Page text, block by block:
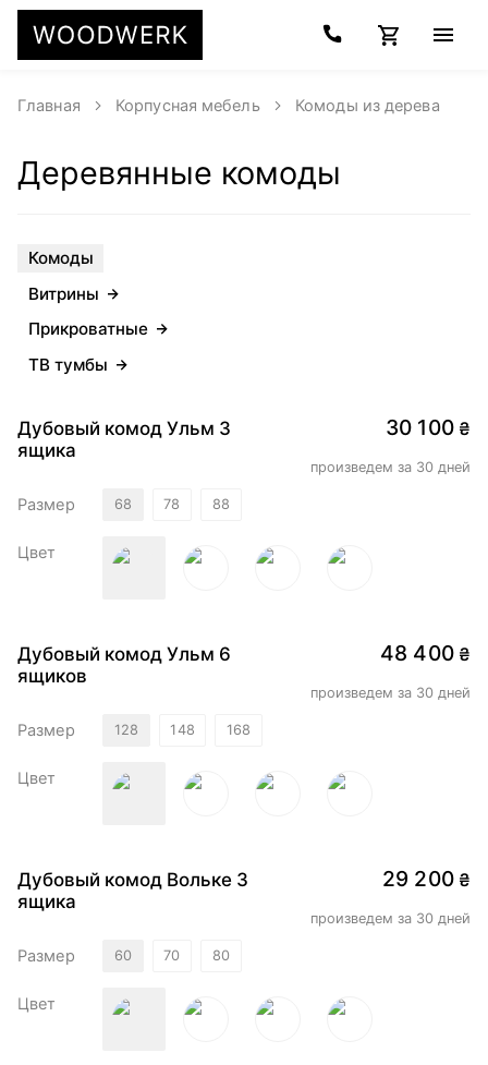
Главная Корпусная мебель Комоды из дерева
Деревянные комоды
Комоды
Витрины
Прикроватные
ТВ тумбы
Дубовый комод Ульм 3
ящика
30 100₴
произведем за 30 дней
Размер 68 78 88
Цвет
Дубовый комод Ульм 6
ящиков
48 400₴
произведем за 30 дней
Размер 128 148 168
Цвет
Дубовый комод Вольке 3
ящика
29 200₴
произведем за 30 дней
Размер 60 70 80
Цвет